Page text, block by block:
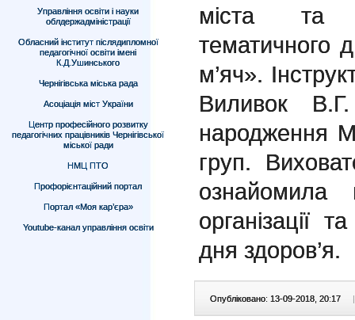
Управління освіти і науки
облдержадміністрації
Обласний інститут післядипломної
педагогічної освіти імені
К.Д.Ушинського
Чернігівська міська рада
Асоціація міст України
Центр професійного розвитку
педагогічних працівників Чернігівської
міської ради
НМЦ ПТО
Профорієнтаційний портал
Портал «Моя кар’єра»
Youtube-канал управління освіти
міста та
тематичного
м’яч».
Виливок
народження
груп.
ознайомила
організації
дня здоров’я.
Опубліковано: 13-09-2018, 20:17 |